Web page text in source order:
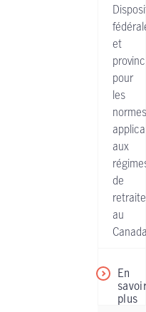
et
pour
les
normes
aux
de
retraite
au
En
plus